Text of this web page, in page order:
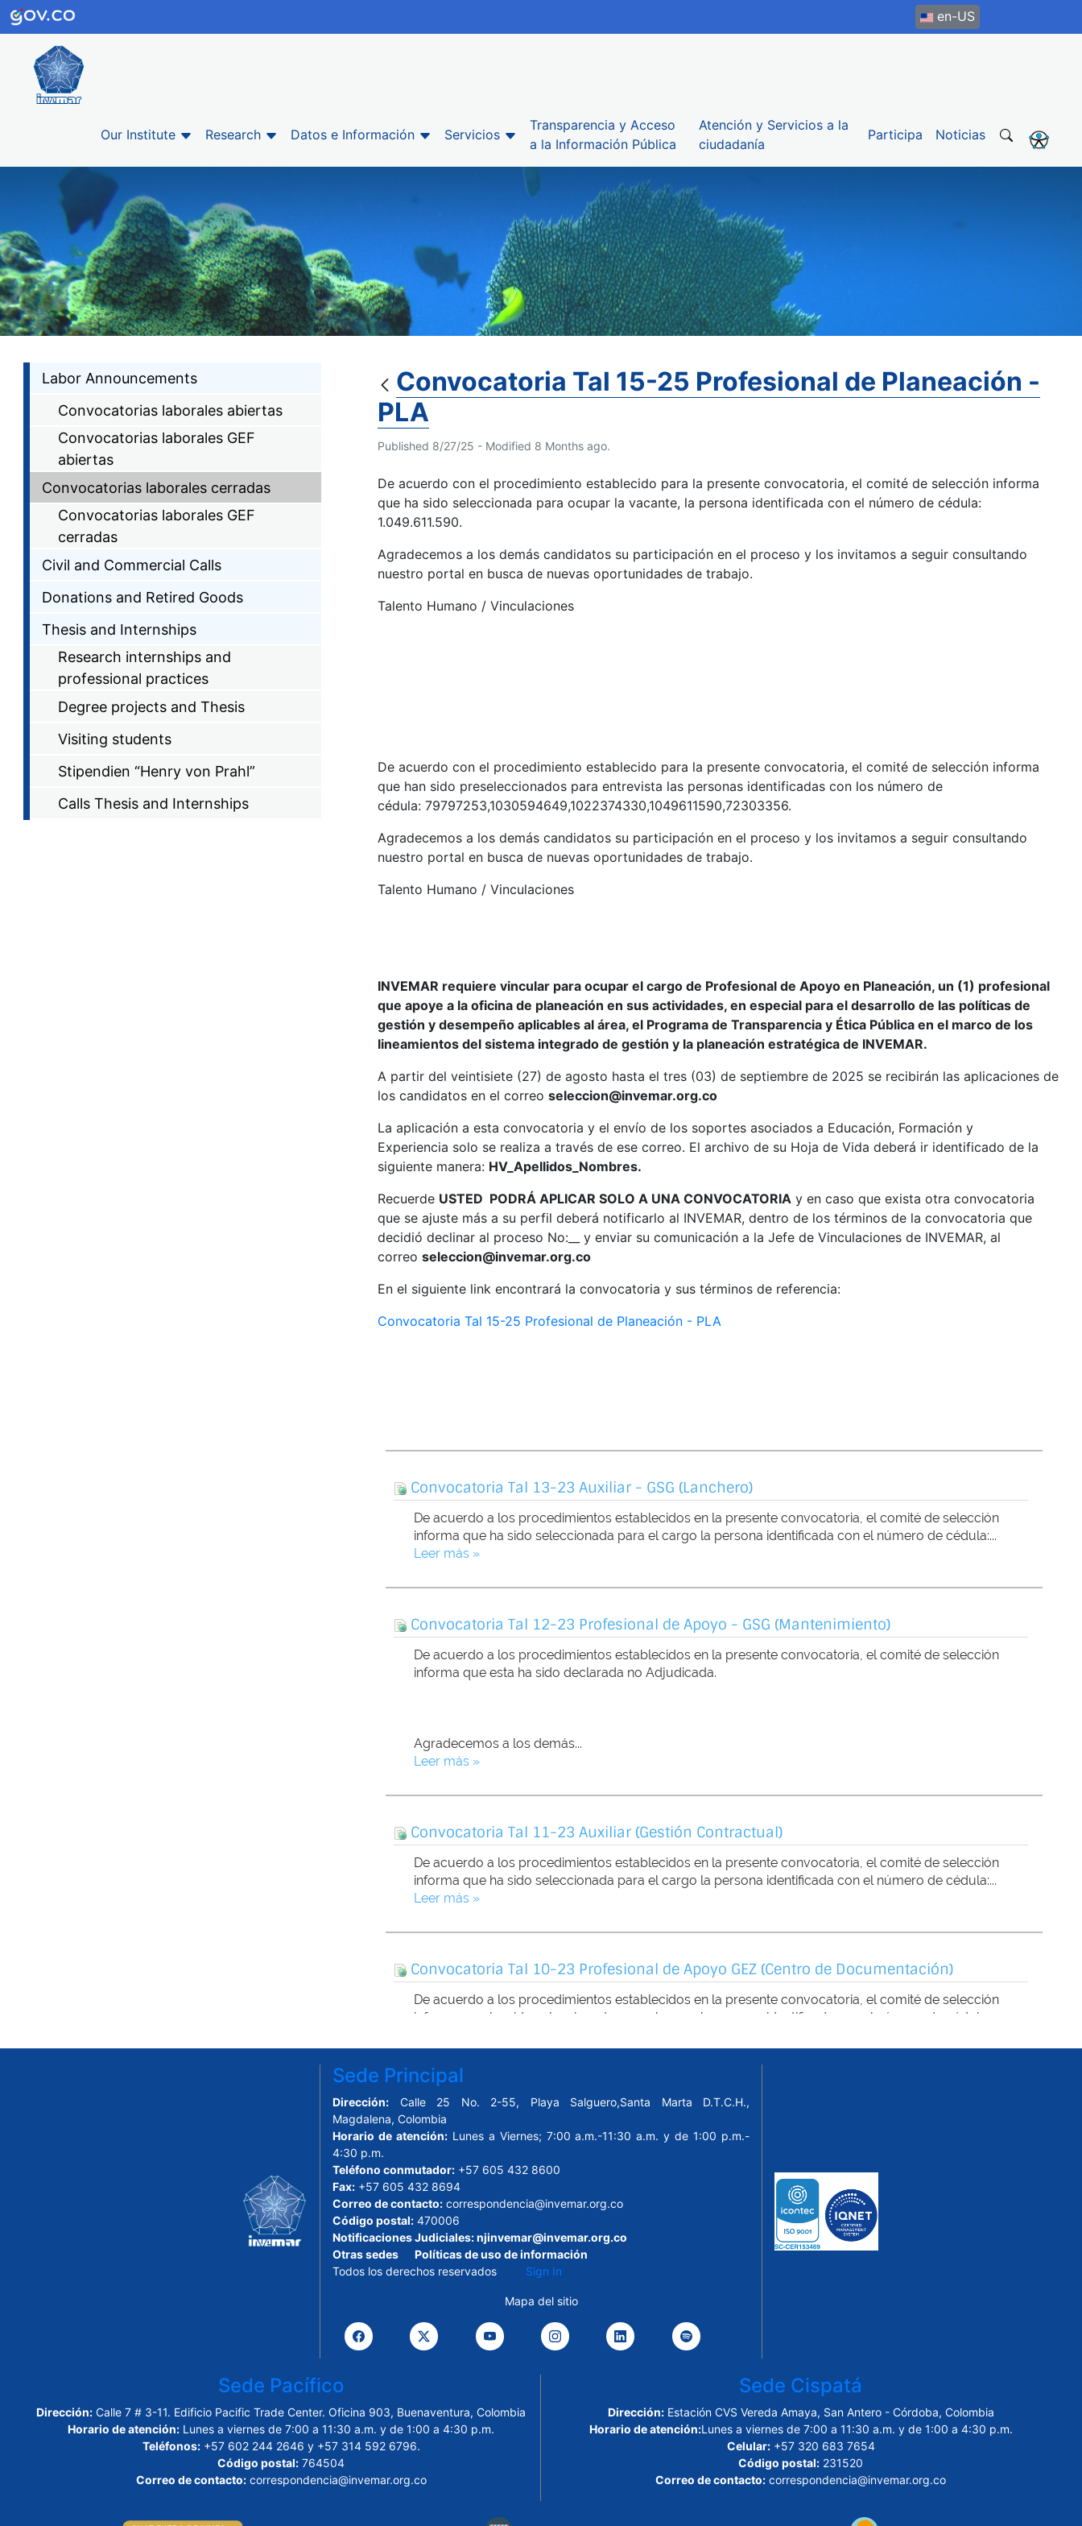
en-US
Our Institute Research Datos e Información Servicios
Transparencia y Acceso
a la Información Pública
Atención y Servicios a la
ciudadanía
Participa Noticias
Labor Announcements
Convocatorias laborales abiertas
Convocatorias laborales GEF
abiertas
Convocatorias laborales cerradas
Convocatorias laborales GEF
cerradas
Civil and Commercial Calls
Donations and Retired Goods
Thesis and Internships
Research internships and
professional practices
Degree projects and Thesis
Visiting students
Stipendien “Henry von Prahl”
Calls Thesis and Internships
Convocatoria Tal 15-25 Profesional de Planeación -
PLA
Published 8/27/25 - Modified 8 Months ago.
De acuerdo con el procedimiento establecido para la presente convocatoria, el comité de selección informa
que ha sido seleccionada para ocupar la vacante, la persona identificada con el número de cédula:
1.049.611.590.
Agradecemos a los demás candidatos su participación en el proceso y los invitamos a seguir consultando
nuestro portal en busca de nuevas oportunidades de trabajo.
Talento Humano / Vinculaciones
De acuerdo con el procedimiento establecido para la presente convocatoria, el comité de selección informa
que han sido preseleccionados para entrevista las personas identificadas con los número de
cédula: 79797253,1030594649,1022374330,1049611590,72303356.
Agradecemos a los demás candidatos su participación en el proceso y los invitamos a seguir consultando
nuestro portal en busca de nuevas oportunidades de trabajo.
Talento Humano / Vinculaciones
INVEMAR requiere vincular para ocupar el cargo de Profesional de Apoyo en Planeación, un (1) profesional
que apoye a la oficina de planeación en sus actividades, en especial para el desarrollo de las políticas de
gestión y desempeño aplicables al área, el Programa de Transparencia y Ética Pública en el marco de los
lineamientos del sistema integrado de gestión y la planeación estratégica de INVEMAR.
A partir del veintisiete (27) de agosto hasta el tres (03) de septiembre de 2025 se recibirán las aplicaciones de
los candidatos en el correo seleccion@invemar.org.co
La aplicación a esta convocatoria y el envío de los soportes asociados a Educación, Formación y
Experiencia solo se realiza a través de ese correo. El archivo de su Hoja de Vida deberá ir identificado de la
siguiente manera: HV_Apellidos_Nombres.
Recuerde USTED PODRÁ APLICAR SOLO A UNA CONVOCATORIAy en caso que exista otra convocatoria
que se ajuste más a su perfil deberá notificarlo al INVEMAR, dentro de los términos de la convocatoria que
decidió declinar al proceso No:__ y enviar su comunicación a la Jefe de Vinculaciones de INVEMAR, al
correo seleccion@invemar.org.co
En el siguiente link encontrará la convocatoria y sus términos de referencia:
Convocatoria Tal 15-25 Profesional de Planeación - PLA
Sede Principal
Dirección: Calle 25 No. 2-55, Playa Salguero,Santa Marta D.T.C.H.,
Magdalena, Colombia
Horario de atención:Lunes a Viernes; 7:00 a.m.-11:30 a.m. y de 1:00 p.m.-
4:30 p.m.
Teléfono conmutador: +57 605 432 8600
Fax: +57 605 432 8694
Correo de contacto: correspondencia@invemar.org.co
Código postal: 470006
Notificaciones Judiciales:njinvemar@invemar.org.co
Otras sedes
Políticas de uso de información
Todos los derechos reservados Sign In
Mapa del sitio
Sede Pacífico
Dirección: Calle 7 # 3-11. Edificio Pacific Trade Center. Oficina 903, Buenaventura, Colombia
Horario de atención: Lunes a viernes de 7:00 a 11:30 a.m. y de 1:00 a 4:30 p.m.
Teléfonos:+57 602 244 2646 y +57 314 592 6796.
Código postal: 764504
Correo de contacto:correspondencia@invemar.org.co
Sede Cispatá
Dirección:Estación CVS Vereda Amaya, San Antero - Córdoba, Colombia
Horario de atención:Lunes a viernes de 7:00 a 11:30 a.m. y de 1:00 a 4:30 p.m.
Celular:+57 320 683 7654
Código postal: 231520
Correo de contacto: correspondencia@invemar.org.co